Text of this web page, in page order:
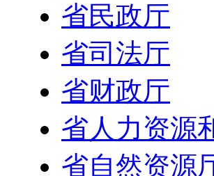
省民政厅
省司法厅
省财政厅
省人力资源
省自然资源